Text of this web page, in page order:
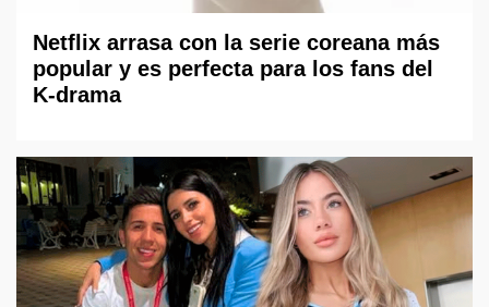
Netflix arrasa con la serie coreana más
popular y es perfecta para los fans del
K-drama